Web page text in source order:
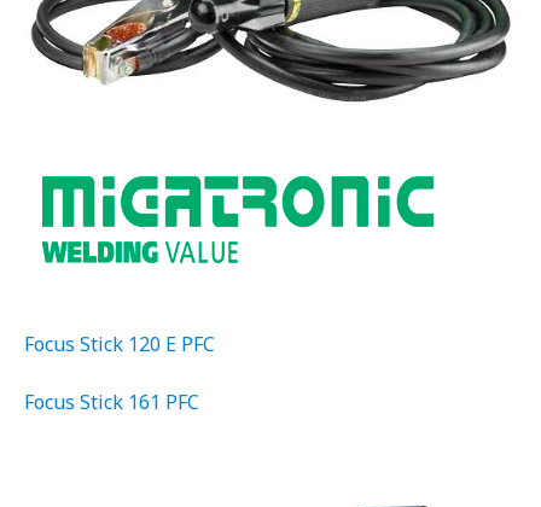
Focus Stick 120 E PFC
Focus Stick 161 PFC